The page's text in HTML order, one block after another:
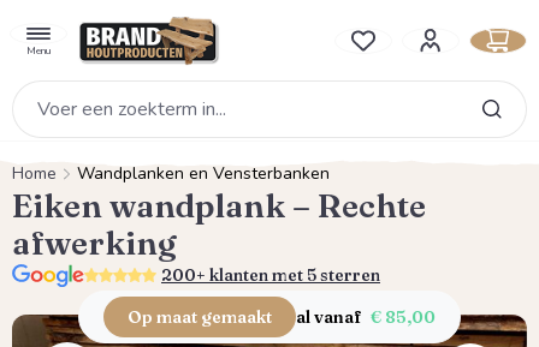
Menu Je hebt 0 items op je
Home Wandplanken en Vensterbanken
Eiken wandplank – Rechte
afwerking
5.0 200+ klanten met 5 sterren
Afbeeldingengalerij overslaan
Op maat gemaakt al vanaf € 85,00